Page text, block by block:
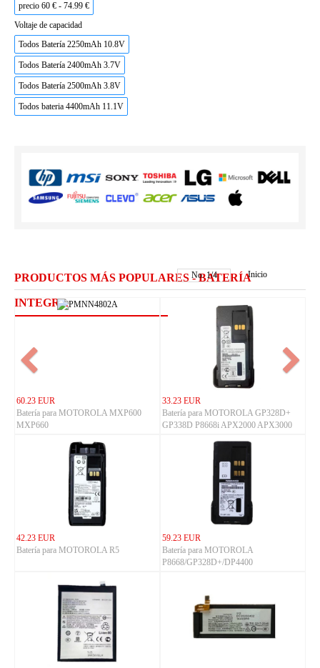
precio 60 € - 74.99 €
Voltaje de capacidad
Todos Batería 2250mAh 10.8V
Todos Batería 2400mAh 3.7V
Todos Batería 2500mAh 3.8V
Todos bateria 4400mAh 11.1V
PRODUCTOS MÁS POPULARES - BATERÍA
INTEGRA
No.1/4 Inicio
60.23 EUR
Batería para MOTOROLA MXP600
MXP660
33.23 EUR
Batería para MOTOROLA GP328D+
GP338D P8668i APX2000 APX3000
42.23 EUR
Batería para MOTOROLA R5
59.23 EUR
Batería para MOTOROLA
P8668/GP328D+/DP4400